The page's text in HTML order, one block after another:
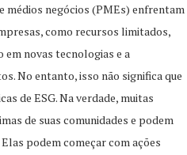
médios negócios (PMEs) enfrentam
como recursos limitados,
em novas tecnologias e a
No entanto, isso não significa que
de ESG. Na verdade, muitas
de suas comunidades e podem
podem começar com ações